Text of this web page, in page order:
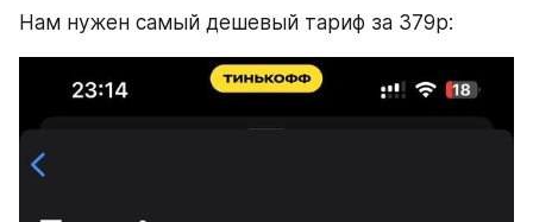
Нам нужен самый дешевый тариф за 379р: